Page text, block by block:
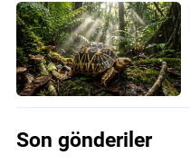
Son gönderiler